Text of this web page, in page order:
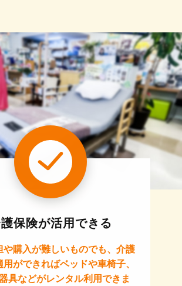
保険が活用できる
や購入が難しいものでも、介護
ができればベッドや車椅子、
具などがレンタル利用できま